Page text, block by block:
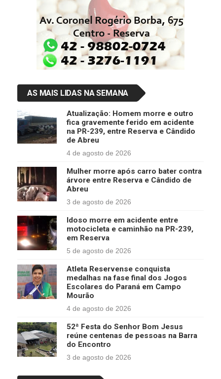
AS MAIS LIDAS NA SEMANA
Atualização: Homem morre e outro
fica gravemente ferido em acidente
na PR-239, entre Reserva e Cândido
de Abreu
4 de agosto de 2026
Mulher morre após carro bater contra
árvore entre Reserva e Cândido de
Abreu
3 de agosto de 2026
Idoso morre em acidente entre
motocicleta e caminhão na PR-239,
em Reserva
5 de agosto de 2026
Atleta Reservense conquista
medalhas na fase final dos Jogos
Escolares do Paraná em Campo
Mourão
4 de agosto de 2026
52ª Festa do Senhor Bom Jesus
reúne centenas de pessoas na Barra
do Encontro
3 de agosto de 2026